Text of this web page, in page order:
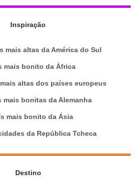
Inspiração
mais altas da América do Sul
mais bonito da África
altas dos países europeus
mais bonitas da Alemanha
mais bonito da Ásia
da República Tcheca
Destino